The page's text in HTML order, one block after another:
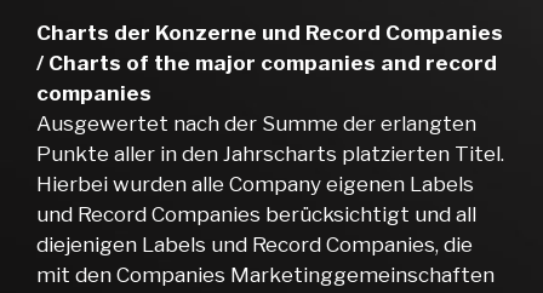
Charts der Konzerne und Record Companies
/ Charts of the major companies and record
companies
Ausgewertet nach der Summe der erlangten
Punkte aller in den Jahrscharts platzierten Titel.
Hierbei wurden alle Company eigenen Labels
und Record Companies berücksichtigt und all
diejenigen Labels und Record Companies, die
mit den Companies Marketinggemeinschaften